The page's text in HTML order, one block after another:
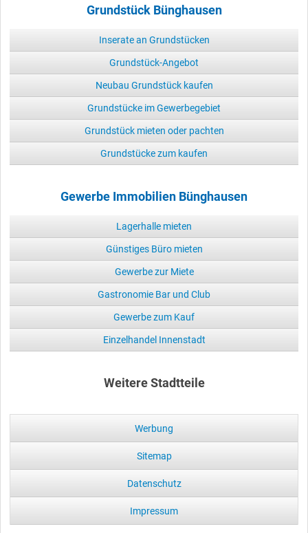
Grundstück Bünghausen
Inserate an Grundstücken
Grundstück-Angebot
Neubau Grundstück kaufen
Grundstücke im Gewerbegebiet
Grundstück mieten oder pachten
Grundstücke zum kaufen
Gewerbe Immobilien Bünghausen
Lagerhalle mieten
Günstiges Büro mieten
Gewerbe zur Miete
Gastronomie Bar und Club
Gewerbe zum Kauf
Einzelhandel Innenstadt
Weitere Stadtteile
Werbung
Sitemap
Datenschutz
Impressum